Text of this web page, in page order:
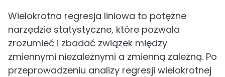
Wielokrotna regresja liniowa to potężne
narzędzie statystyczne, które pozwala
zrozumieć i zbadać związek między
zmiennymi niezależnymi a zmienną zależną. Po
przeprowadzeniu analizy regresji wielokrotnej